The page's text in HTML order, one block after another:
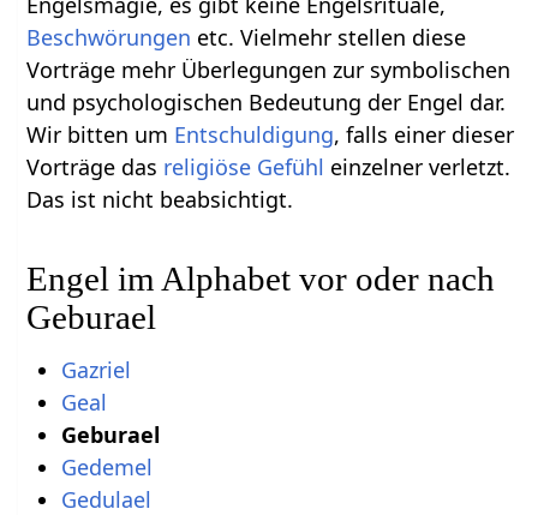
Beschwörungen etc. Vielmehr stellen diese
Vorträge mehr Überlegungen zur symbolischen
und psychologischen Bedeutung der Engel dar.
Wir bitten um Entschuldigung, falls einer dieser
Vorträge das religiöse Gefühl einzelner verletzt.
Das ist nicht beabsichtigt.
Engel im Alphabet vor oder nach
Geburael
Gazriel
Geal
Geburael
Gedemel
Gedulael